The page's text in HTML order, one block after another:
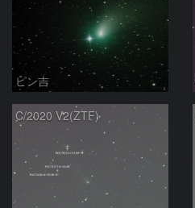
ピン吉
C/2020 V2(ZTF)